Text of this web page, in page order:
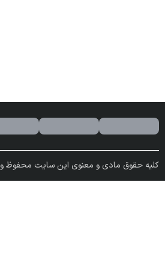
کلیه حقوق مادی و معنوی این سایت محفوظ و